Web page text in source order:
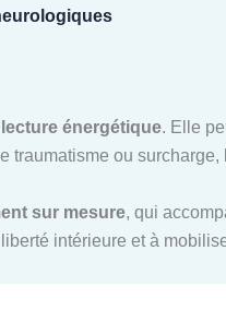
lecture énergétique. Elle
traumatisme ou
sur mesure, qui
intérieure et à